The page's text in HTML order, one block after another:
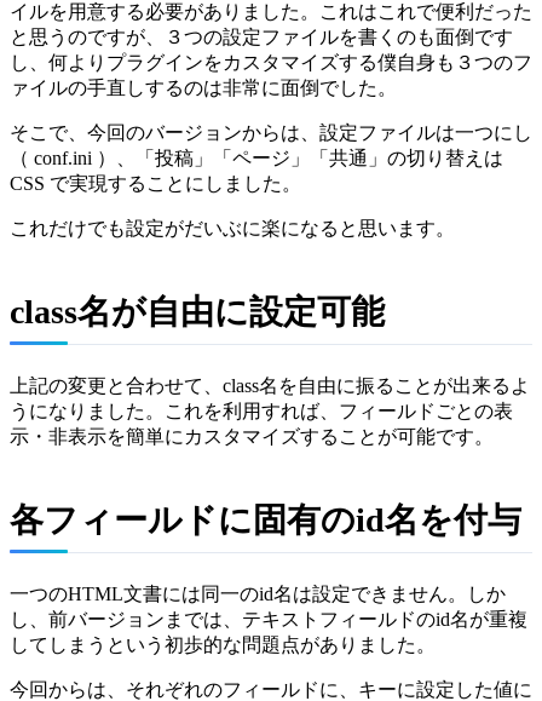
イルを用意する必要がありました。これはこれで便利だった
と思うのですが、３つの設定ファイルを書くのも面倒です
し、何よりプラグインをカスタマイズする僕自身も３つのフ
ァイルの手直しするのは非常に面倒でした。
そこで、今回のバージョンからは、設定ファイルは一つにし
（ conf.ini ）、「投稿」「ページ」「共通」の切り替えは
CSS で実現することにしました。
これだけでも設定がだいぶに楽になると思います。
class名が自由に設定可能
上記の変更と合わせて、class名を自由に振ることが出来るよ
うになりました。これを利用すれば、フィールドごとの表
示・非表示を簡単にカスタマイズすることが可能です。
各フィールドに固有のid名を付与
一つのHTML文書には同一のid名は設定できません。しか
し、前バージョンまでは、テキストフィールドのid名が重複
してしまうという初歩的な問題点がありました。
今回からは、それぞれのフィールドに、キーに設定した値に